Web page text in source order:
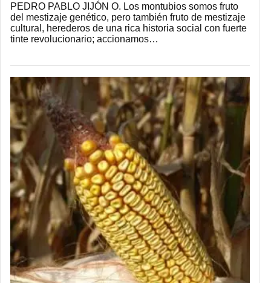
PEDRO PABLO JIJÓN O. Los montubios somos fruto
del mestizaje genético, pero también fruto de mestizaje
cultural, herederos de una rica historia social con fuerte
tinte revolucionario; accionamos…